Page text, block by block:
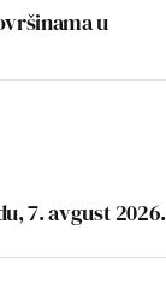
u
7. avgust 2026.